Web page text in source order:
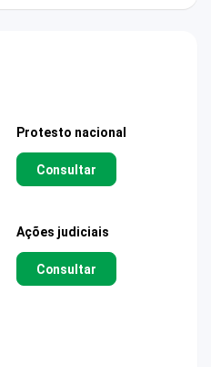
Protesto nacional
Consultar
Ações judiciais
Consultar